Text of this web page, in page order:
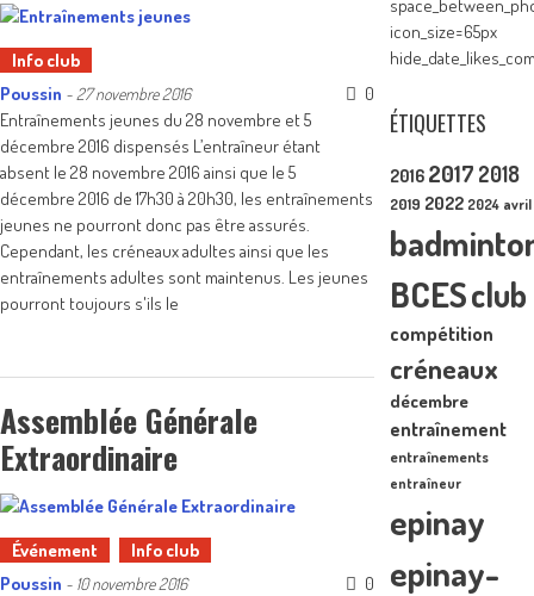
Info club
Poussin - 27 novembre 2016
0
Entraînements jeunes du 28 novembre et 5
décembre 2016 dispensés L’entraîneur étant
absent le 28 novembre 2016 ainsi que le 5
décembre 2016 de 17h30 à 20h30, les entraînements
jeunes ne pourront donc pas être assurés.
Cependant, les créneaux adultes ainsi que les
entraînements adultes sont maintenus. Les jeunes
pourront toujours s'ils le
Assemblée Générale
Extraordinaire
Événement
Info club
Poussin - 10 novembre 2016
0
icon_size=65px
ÉTIQUETTES
2016 2017 2018
2019 2022 2024 avril
BCESclub
compétition
créneaux
décembre
entraînement
entraînements
entraîneur
epinay
epinay-